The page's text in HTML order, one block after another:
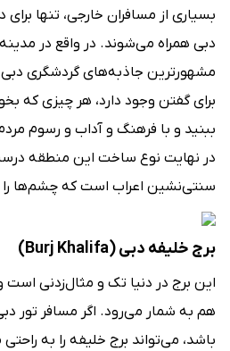
بسیاری از مسافران خارجی، تنها
دبی همراه می‌شوند. در واقع در مدینه
مشهورترین جاذبه‌های گردشگری
برای گفتن وجود دارد، هر چیزی که
ببنید و با فرهنگ و آداب و رسوم
در نهایت نوع ساخت این منطقه
سنتی‌نشین اعراب است که چشم‌ها را
برج خلیفه دبی (Burj Khalifa)
این برج در دنیا تک و مثال‌زدنی
هم به شمار می‌رود. اگر مسافر تور
باشد، می‌تواند برج خلیفه را به